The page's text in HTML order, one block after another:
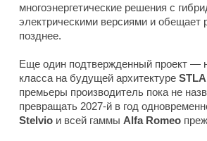
многоэнергетические решения с
электрическими версиями и обещает
позднее.
Еще один подтвержденный проект —
класса на будущей архитектуре
премьеры производитель пока не
превращать 2027-й в год
Stelvio и всей гаммы Alfa Romeo